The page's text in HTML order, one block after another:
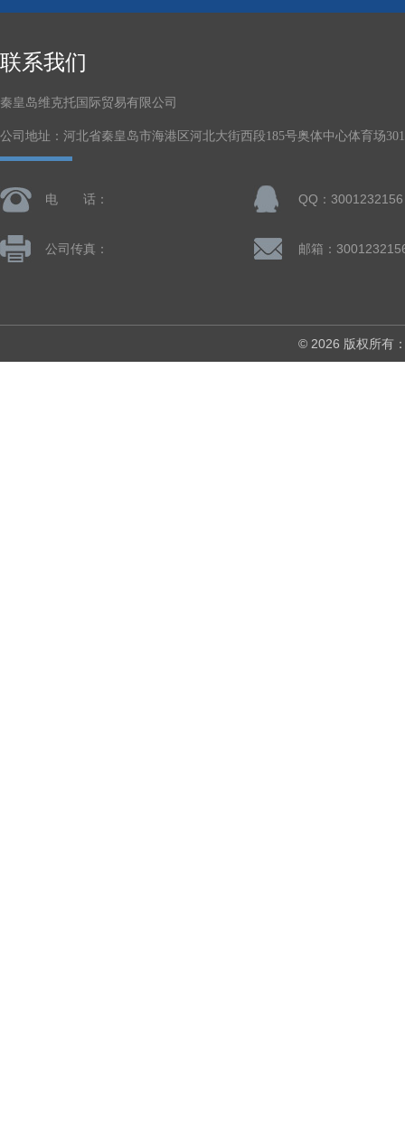
联系我们
秦皇岛维克托国际贸易有限公司
公司地址：河北省秦皇岛市海港区河北大街西段185号奥体中心体育场
电 话： QQ：3001232156
公司传真： 邮箱：
© 2026 版权所有